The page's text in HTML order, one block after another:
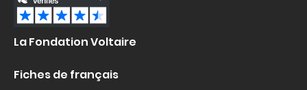
La Fondation Voltaire
Fiches de français